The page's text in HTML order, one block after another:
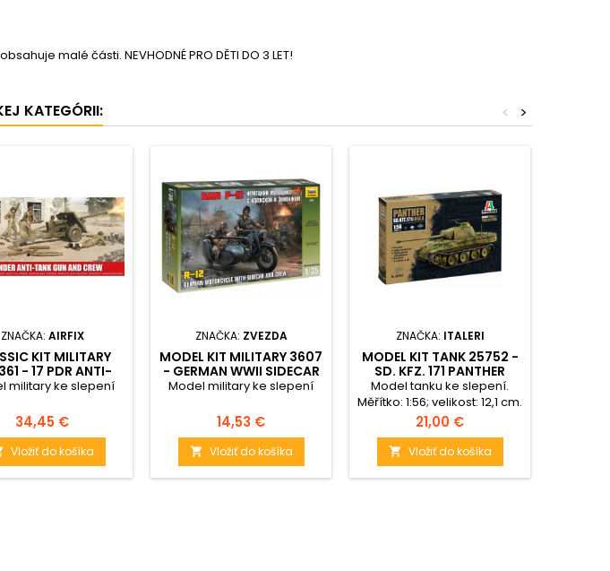
malé části. NEVHODNÉ PRO DĚTI DO 3 LET!
KATEGÓRII: >
<
ZNAČKA: AIRFIX
KIT MILITARY
- 17 PDR ANTI-
GUN (1:32) -
military ke slepení
Cena
34,45 €
Vložiť do košíka
ZNAČKA: ZVEZDA
MODEL KIT MILITARY 3607
- GERMAN WWII SIDECAR
R12 WITH CREW (1:35)
Model military ke slepení
Cena
14,53 €
 Vložiť do košíka
ZNAČKA: ITALERI
MODEL KIT TANK 25752 -
SD. KFZ. 171 PANTHER
AUSF. A (1:56)
Model tanku ke slepení.
Měřítko: 1:56; velikost: 12,1 cm.
Cena
21,00 €
 Vložiť do košíka